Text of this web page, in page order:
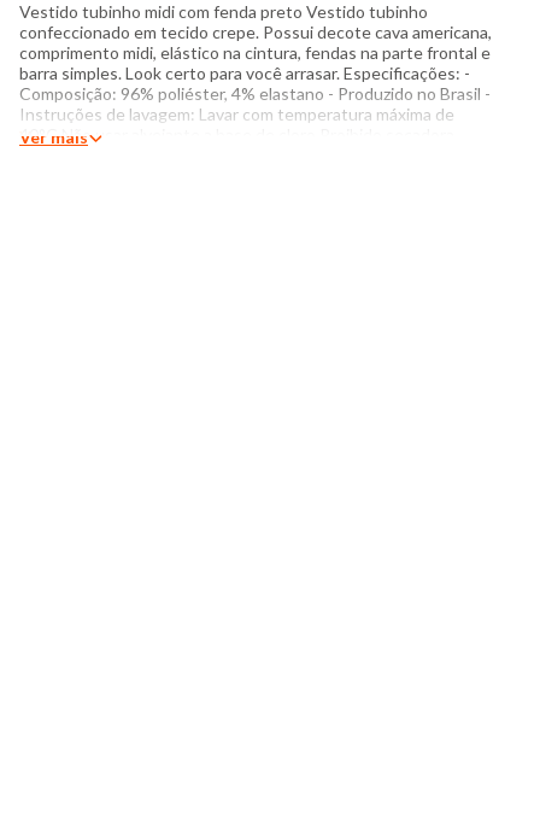
Vestido tubinho midi com fenda preto Vestido tubinho
confeccionado em tecido crepe. Possui decote cava americana,
comprimento midi, elástico na cintura, fendas na parte frontal e
barra simples. Look certo para você arrasar. Especificações: -
Composição: 96% poliéster, 4% elastano - Produzido no Brasil -
Instruções de lavagem: Lavar com temperatura máxima de
40°C Não usar alvejante a base de cloro Proibido secadora
Ver mais